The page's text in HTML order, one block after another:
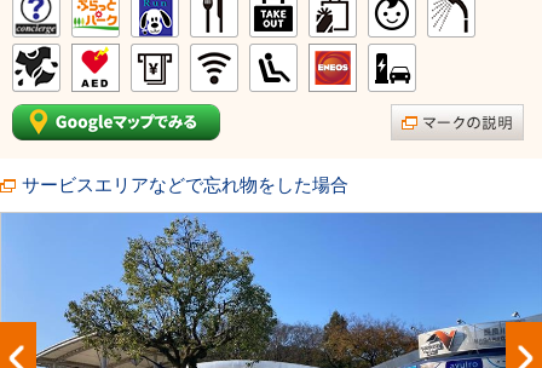
サービスエリアなどで忘れ物をした場合